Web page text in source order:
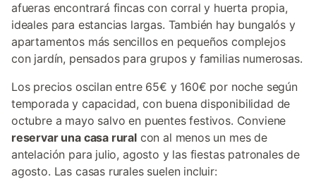
afueras encontrará fincas con corral y huerta propia,
ideales para estancias largas. También hay bungalós y
apartamentos más sencillos en pequeños complejos
con jardín, pensados para grupos y familias numerosas.
Los precios oscilan entre 65€ y 160€ por noche según
temporada y capacidad, con buena disponibilidad de
octubre a mayo salvo en puentes festivos. Conviene
reservar una casa ruralcon al menos un mes de
antelación para julio, agosto y las fiestas patronales de
agosto. Las casas rurales suelen incluir: